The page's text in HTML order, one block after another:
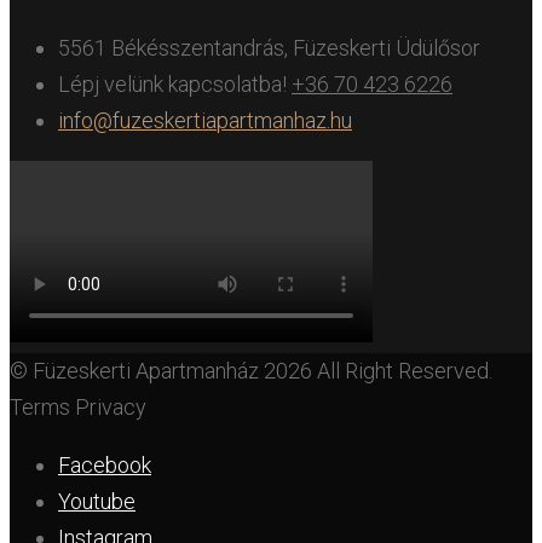
5561 Békésszentandrás, Füzeskerti Üdülősor
Lépj velünk kapcsolatba! +36 70 423 6226
info@fuzeskertiapartmanhaz.hu
© Füzeskerti Apartmanház 2026 All Right Reserved.
Terms Privacy
Facebook
Youtube
Instagram